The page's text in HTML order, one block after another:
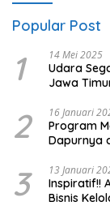
Popular Post
1 14 Mei 2025
Udara
Jawa
2 16 Januari
Program
Dapurnya
3 13 Januari
Inspiratif!!
Bisnis